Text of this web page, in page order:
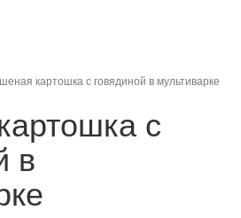
картошка с говядиной в мультиварке
с
в